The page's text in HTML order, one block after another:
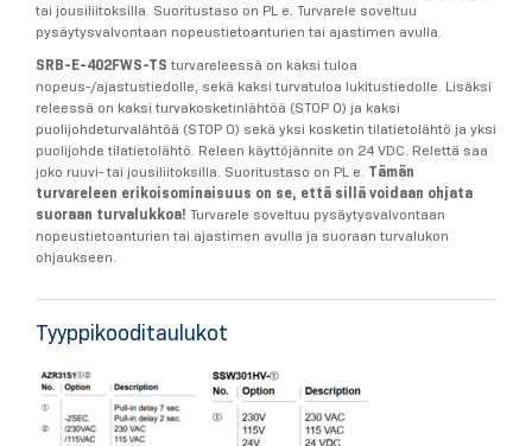
tai jousiliitoksilla. Suoritustaso on PL e. Turvarele soveltuu
pysäytysvalvontaan nopeustietoanturien tai ajastimen avulla.
SRB-E-402FWS-TS turvareleessä on kaksi tuloa
nopeus-/ajastustiedolle, sekä kaksi turvatuloa lukitustiedolle. Lisäksi
releessä on kaksi turvakosketinlähtöä (STOP 0) ja kaksi
puolijohdeturvalähtöä (STOP 0) sekä yksi kosketin tilatietolähtö ja yksi
puolijohde tilatietolähtö. Releen käyttöjännite on 24 VDC. Relettä saa
joko ruuvi- tai jousiliitoksilla. Suoritustaso on PL e. Tämän
turvareleen erikoisominaisuus on se, että sillä voidaan ohjata
suoraan turvalukkoa! Turvarele soveltuu pysäytysvalvontaan
nopeustietoanturien tai ajastimen avulla ja suoraan turvalukon
ohjaukseen.
Tyyppikooditaulukot